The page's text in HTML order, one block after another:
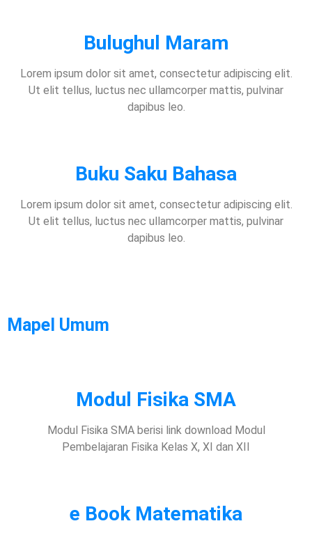
Bulughul Maram
Lorem ipsum dolor sit amet, consectetur adipiscing elit.
Ut elit tellus, luctus nec ullamcorper mattis, pulvinar
dapibus leo.
Buku Saku Bahasa
Lorem ipsum dolor sit amet, consectetur adipiscing elit.
Ut elit tellus, luctus nec ullamcorper mattis, pulvinar
dapibus leo.
Mapel Umum
Modul Fisika SMA
Modul Fisika SMA berisi link download Modul
Pembelajaran Fisika Kelas X, XI dan XII
e Book Matematika